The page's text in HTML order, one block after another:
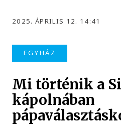
2025. ÁPRILIS 12. 14:41
EGYHÁZ
Mi történik a
kápolnában